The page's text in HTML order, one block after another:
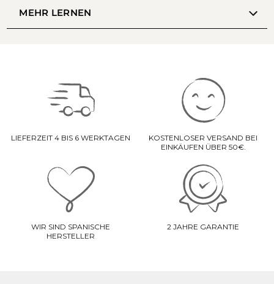
MEHR LERNEN
LIEFERZEIT 4 BIS 6 WERKTAGEN
KOSTENLOSER VERSAND BEI
EINKÄUFEN ÜBER 50€.
WIR SIND SPANISCHE
HERSTELLER
2 JAHRE GARANTIE